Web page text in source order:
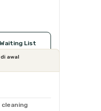
List
awal